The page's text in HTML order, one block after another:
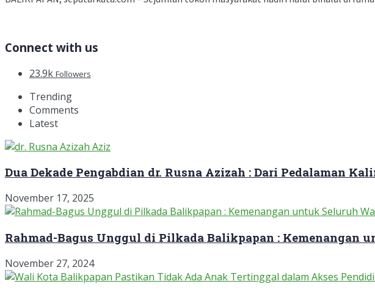
Connect with us
23.9k Followers
Trending
Comments
Latest
Dua Dekade Pengabdian dr. Rusna Azizah : Dari Pedalaman
November 17, 2025
Rahmad-Bagus Unggul di Pilkada Balikpapan : Kemenangan
November 27, 2024